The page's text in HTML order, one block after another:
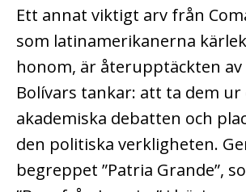
Ett annat viktigt arv från
som latinamerikanerna
honom, är återupptäckten av
Bolívars tankar: att ta dem ur
akademiska debatten och
den politiska verkligheten.
begreppet ”Patria Grande”,